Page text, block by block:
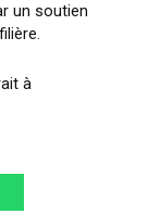
un soutien
à